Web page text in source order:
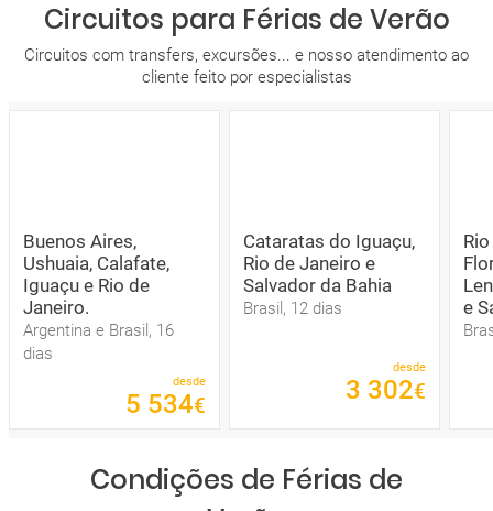
Circuitos para Férias de Verão
Circuitos com transfers, excursões... e nosso atendimento ao
cliente feito por especialistas
Buenos Aires,
Ushuaia, Calafate,
Iguaçu e Rio de
Janeiro.
Argentina e Brasil, 16
dias
desde
5 534€
Cataratas do Iguaçu,
Rio de Janeiro e
Salvador da Bahia
Brasil, 12 dias
desde
3 302€
e
Condições de Férias de